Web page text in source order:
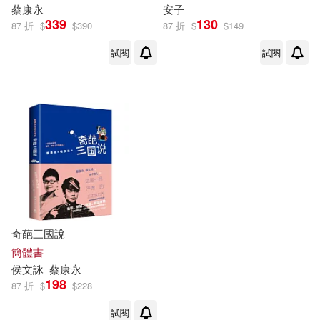
蔡康永
87 折 $339 $390
試閱
安子
87 折 $130 $149
試閱
奇葩三國說
簡體書
侯文詠 蔡康永
87 折 $198 $228
試閱